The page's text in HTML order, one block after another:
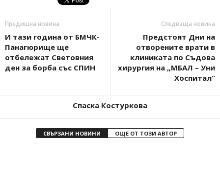
Предишна новина
И тази година от БМЧК-
Панагюрище ще
отбележат Световния
ден за борба със СПИН
Следваща новина
Предстоят Дни на
отворените врати в
клиниката по Съдова
хирургия на „МБАЛ – Уни
Хоспитал“
Спаска Костуркова
СВЪРЗАНИ НОВИНИ ОЩЕ ОТ ТОЗИ АВТОР